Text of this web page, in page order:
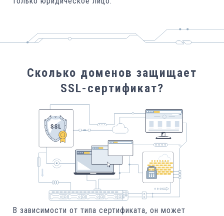
Сколько доменов защищает
SSL-сертификат?
В зависимости от типа сертификата, он может